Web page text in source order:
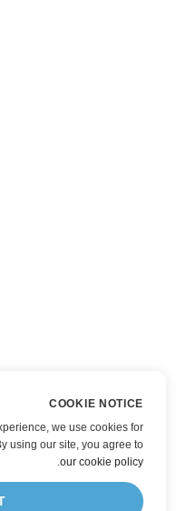
COOKIE NOTICE
we use cookies for
using our site, you agree to
our cookie policy
.